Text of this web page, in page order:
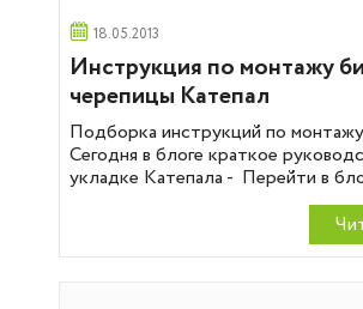
18.05.2013
Инструкция по монтажу
черепицы Катепал
Подборка инструкций по
Сегодня в блоге краткое
укладке Катепала - Перейти в